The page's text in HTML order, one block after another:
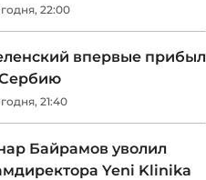
22:00
впервые прибыл
21:40
Байрамов уволил
Yeni Klinika